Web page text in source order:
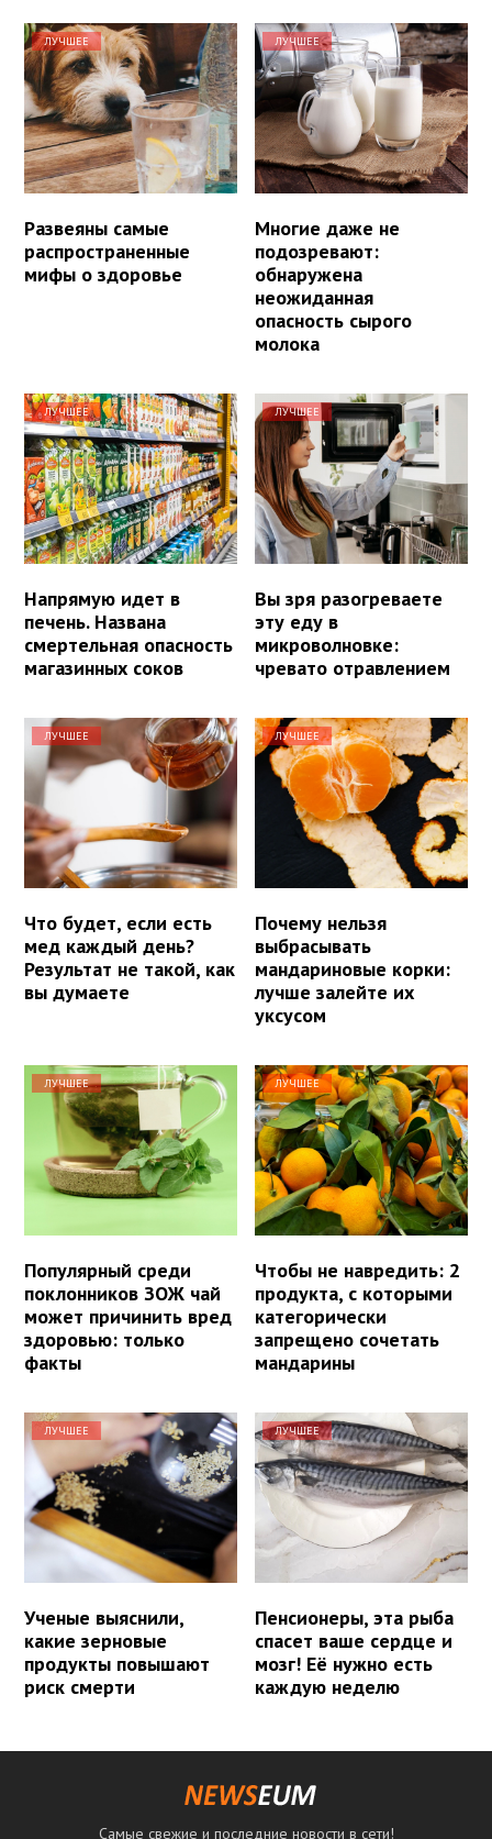
ЛУЧШЕЕ
Развеяны самые
распространенные
мифы о здоровье
ЛУЧШЕЕ
Многие даже не
подозревают:
обнаружена
неожиданная
опасность сырого
молока
ЛУЧШЕЕ
Напрямую идет в
печень. Названа
смертельная опасность
магазинных соков
ЛУЧШЕЕ
Вы зря разогреваете
эту еду в
микроволновке:
чревато отравлением
ЛУЧШЕЕ
Что будет, если есть
мед каждый день?
Результат не такой, как
вы думаете
ЛУЧШЕЕ
Почему нельзя
выбрасывать
мандариновые корки:
лучше залейте их
уксусом
ЛУЧШЕЕ
Популярный среди
поклонников ЗОЖ чай
может причинить вред
здоровью: только
факты
ЛУЧШЕЕ
Чтобы не навредить: 2
продукта, с которыми
категорически
запрещено сочетать
мандарины
ЛУЧШЕЕ
Ученые выяснили,
какие зерновые
продукты повышают
риск смерти
ЛУЧШЕЕ
Пенсионеры, эта рыба
спасет ваше сердце и
мозг! Её нужно есть
каждую неделю
Самые свежие и последние новости в сети!